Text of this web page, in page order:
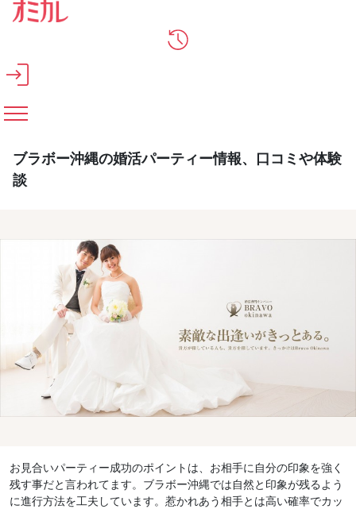
メインコンテンツへスキップ
ブラボー沖縄の婚活パーティー情報、口コミや体験
談
お見合いパーティー成功のポイントは、お相手に自分の印象を強く
残す事だと言われてます。ブラボー沖縄では自然と印象が残るよう
に進行方法を工夫しています。惹かれあう相手とは高い確率でカッ